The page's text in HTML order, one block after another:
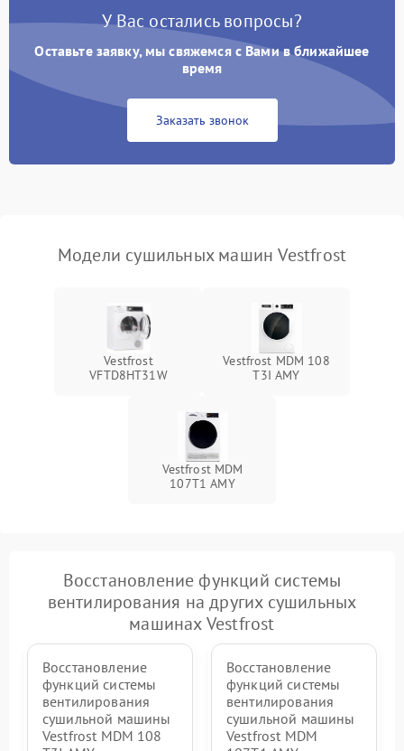
Проблемы с блоком
1800 ₽ Подробнее →
Не завершает программу Подробнее →
1500 ₽ Подробнее →
У Вас остались вопросы?
Оставьте заявку, мы свяжемся с Вами в ближайшее
время
Заказать звонок
Модели сушильных машин Vestfrost
Vestfrost
VFTD8HT31W
Vestfrost MDM 108
T3I AMY
Vestfrost MDM
107T1 AMY
Восстановление функций системы
вентилирования на других сушильных
машинах Vestfrost
Восстановление
функций системы
вентилирования
сушильной машины
Vestfrost MDM 108
Восстановление
функций системы
вентилирования
сушильной машины
Vestfrost MDM